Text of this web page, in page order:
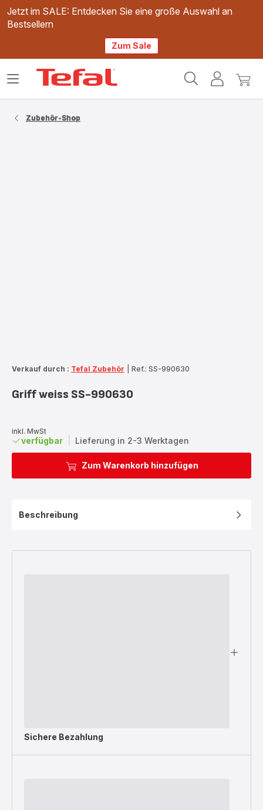
Jetzt im SALE: Entdecken Sie eine große Auswahl an
Bestsellern
Zum Sale
Mein
Mein
Das
Zubehör-Shop
Verkauf durch : Tefal Zubehör Ref.: SS-990630
Griff weiss SS-990630
inkl. MwSt
verfügbar Lieferung in 2-3 Werktagen
Zum Warenkorb hinzufügen
Beschreibung
Sichere Bezahlung